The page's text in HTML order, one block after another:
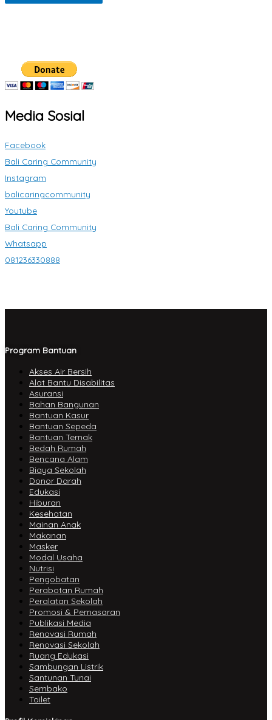
Media Sosial
Facebook
Bali Caring Community
Instagram
balicaringcommunity
Youtube
Bali Caring Community
Whatsapp
081236330888
Program Bantuan
Akses Air Bersih
Alat Bantu Disabilitas
Asuransi
Bahan Bangunan
Bantuan Kasur
Bantuan Sepeda
Bantuan Ternak
Bedah Rumah
Bencana Alam
Biaya Sekolah
Donor Darah
Edukasi
Hiburan
Kesehatan
Mainan Anak
Makanan
Masker
Modal Usaha
Nutrisi
Pengobatan
Perabotan Rumah
Peralatan Sekolah
Promosi & Pemasaran
Publikasi Media
Renovasi Rumah
Renovasi Sekolah
Ruang Edukasi
Sambungan Listrik
Santunan Tunai
Sembako
Toilet